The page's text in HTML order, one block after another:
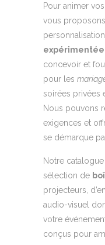
Pour animer
vous
expérimentée
concevoir et
pour les
soirées privées
Nous pouvons
exigences et
se démarque
Notre
sélection de
projecteurs,
audio-visuel
votre
conçus pour